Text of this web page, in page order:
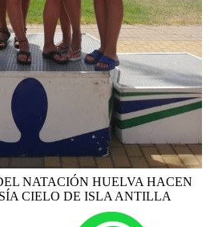
NATACIÓN HUELVA HACEN
CIELO DE ISLA ANTILLA